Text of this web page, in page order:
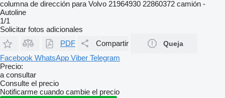
1/1
Solicitar fotos adicionales
PDF
Compartir Queja
Facebook WhatsApp Viber Telegram
Precio:
a consultar
Consulte el precio
Notificarme cuando cambie el precio